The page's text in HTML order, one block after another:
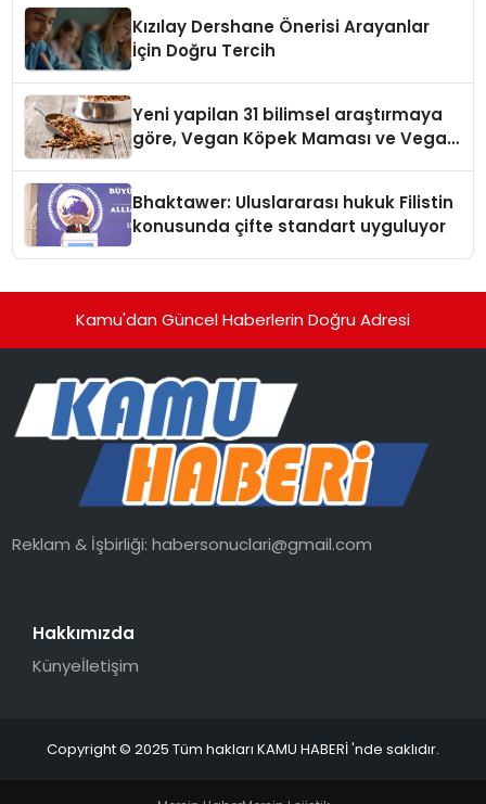
Kızılay Dershane Önerisi Arayanlar
İçin Doğru Tercih
Yeni yapilan 31 bilimsel araştırmaya
göre, Vegan Köpek Maması ve Vegan
Bhaktawer: Uluslararası hukuk Filistin
konusunda çifte standart uyguluyor
Kamu'dan Güncel Haberlerin Doğru Adresi
Reklam & İşbirliği:habersonuclari@gmail.com
Hakkımızda
Künyeİletişim
Copyright © 2025 Tüm hakları KAMU HABERİ 'nde saklıdır.